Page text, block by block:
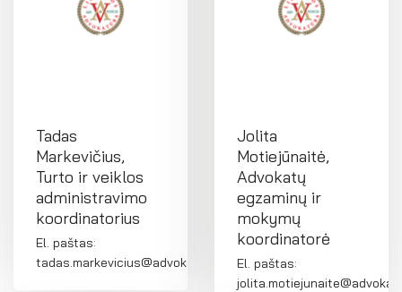
Tadas
Markevičius,
Turto ir veiklos
administravimo
koordinatorius
El. paštas:
tadas.markevicius@advokatura.lt
Jolita
Motiejūnaitė,
Advokatų
egzaminų ir
mokymų
koordinatorė
El. paštas: